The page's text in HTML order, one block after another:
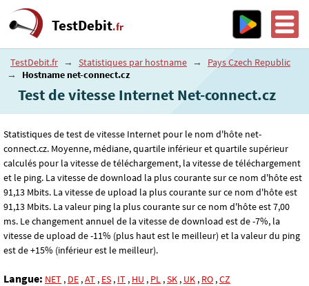
TestDebit.fr
TestDebit.fr → Statistiques par hostname →
Pays Czech Republic
→
Hostname net-connect.cz
Test de vitesse Internet Net-connect.cz
Statistiques de test de vitesse Internet pour le nom d'hôte net-
connect.cz. Moyenne, médiane, quartile inférieur et quartile supérieur
calculés pour la vitesse de téléchargement, la vitesse de téléchargement
et le ping. La vitesse de download la plus courante sur ce nom d'hôte est
91,13 Mbits. La vitesse de upload la plus courante sur ce nom d'hôte est
91,13 Mbits. La valeur ping la plus courante sur ce nom d'hôte est 7,00
ms. Le changement annuel de la vitesse de download est de -7%, la
vitesse de upload de -11% (plus haut est le meilleur) et la valeur du ping
est de +15% (inférieur est le meilleur).
Langue: NET , DE ,AT , ES , IT , HU , PL ,SK , UK , RO ,CZ